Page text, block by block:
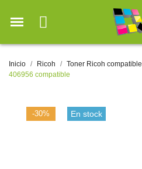
Inicio Ricoh Toner Ricoh compatible
406956 compatible
-30% En stock